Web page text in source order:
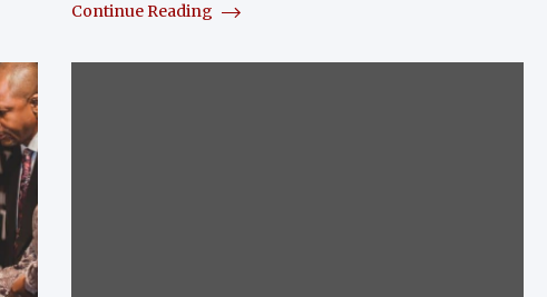
Continue Reading